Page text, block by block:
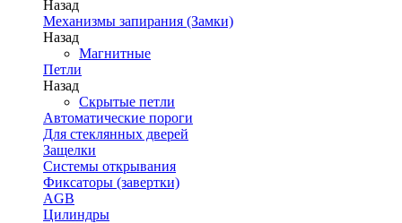
Назад
Механизмы запирания (Замки)
Назад
Магнитные
Петли
Назад
Скрытые петли
Автоматические пороги
Для стеклянных дверей
Защелки
Системы открывания
Фиксаторы (завертки)
AGB
Цилиндры